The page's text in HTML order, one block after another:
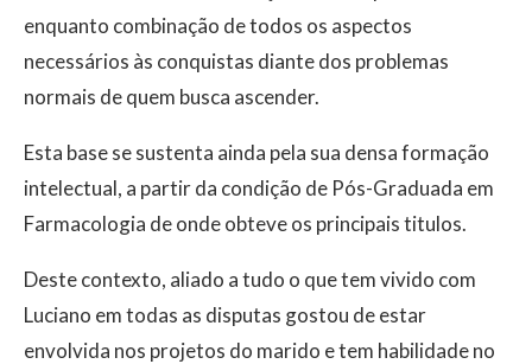
enquanto combinação de todos os aspectos
necessários às conquistas diante dos problemas
normais de quem busca ascender.
Esta base se sustenta ainda pela sua densa formação
intelectual, a partir da condição de Pós-Graduada em
Farmacologia de onde obteve os principais titulos.
Deste contexto, aliado a tudo o que tem vivido com
Luciano em todas as disputas gostou de estar
envolvida nos projetos do marido e tem habilidade no